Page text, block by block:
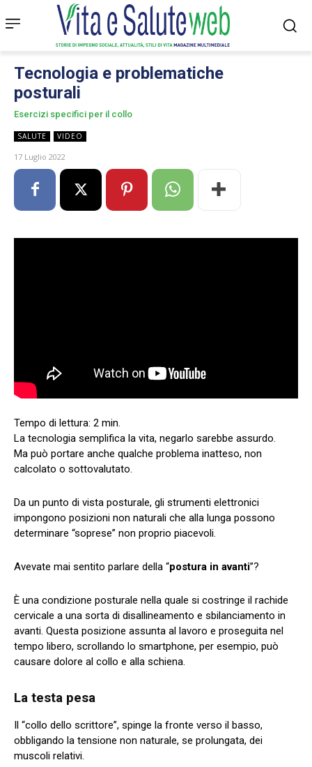
Tecnologia e problematiche
posturali
Esercizi specifici per il collo
SALUTE VIDEO
17 Luglio 2022
La tecnologia semplifica la vita, negarlo sarebbe assurdo.
Ma può portare anche qualche problema inatteso, non
calcolato o sottovalutato.
Da un punto di vista posturale, gli strumenti elettronici
impongono posizioni non naturali che alla lunga possono
determinare “soprese” non proprio piacevoli.
Avevate mai sentito parlare della “postura in avanti”?
È una condizione posturale nella quale si costringe il rachide
cervicale a una sorta di disallineamento e sbilanciamento in
avanti. Questa posizione assunta al lavoro e proseguita nel
tempo libero, scrollando lo smartphone, per esempio, può
causare dolore al collo e alla schiena.
La testa pesa
Il “collo dello scrittore”, spinge la fronte verso il basso,
obbligando la tensione non naturale, se prolungata, dei
muscoli relativi.